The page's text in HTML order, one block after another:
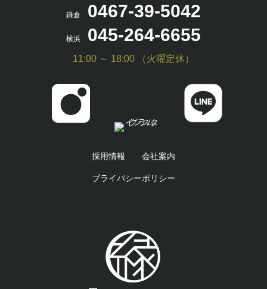
鎌倉 0467-39-5042
横浜 045-264-6655
11:00 ～ 18:00 （火曜定休）
採用情報 会社案内
プライバシーポリシー